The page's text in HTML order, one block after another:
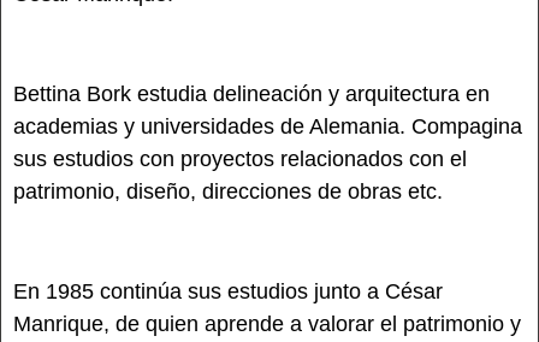
Bettina Bork estudia delineación y arquitectura en
academias y universidades de Alemania. Compagina
sus estudios con proyectos relacionados con el
patrimonio, diseño, direcciones de obras etc.
En 1985 continúa sus estudios junto a César
Manrique, de quien aprende a valorar el patrimonio y